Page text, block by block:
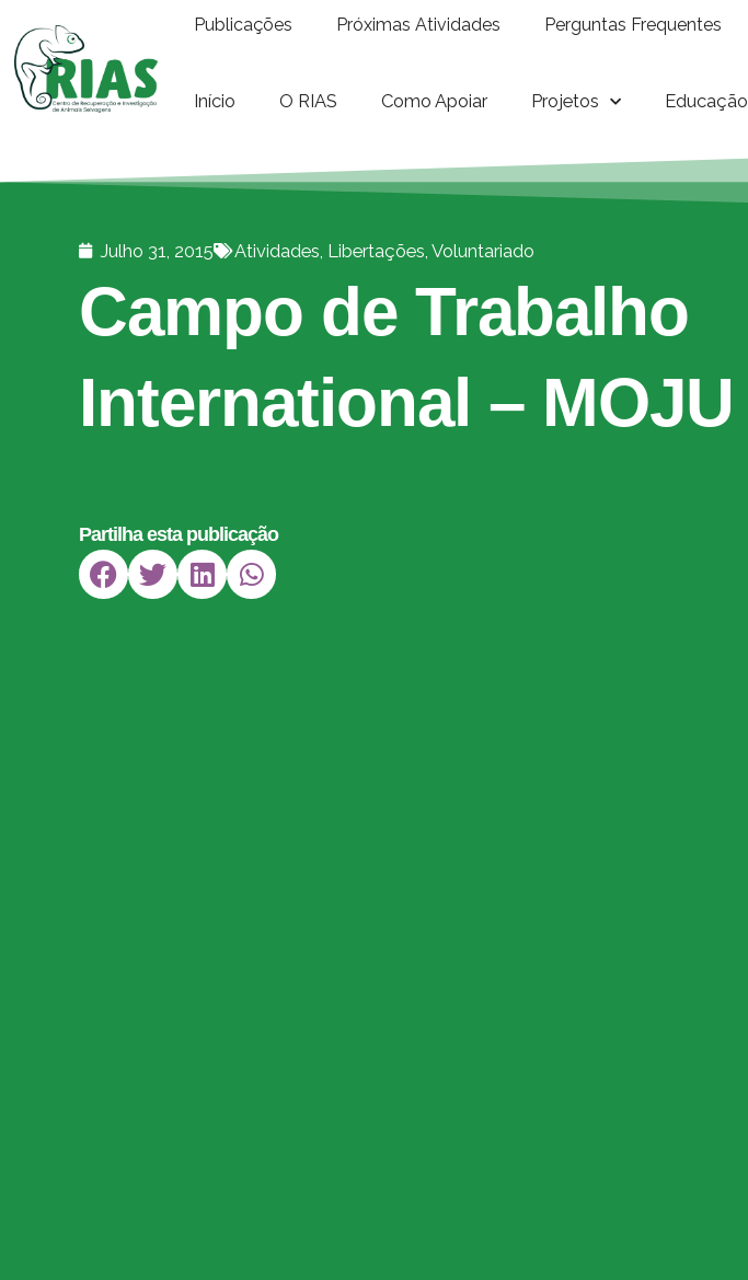
Publicações Próximas Atividades Perguntas Frequentes
Início O RIAS Como Apoiar Projetos Educação
Julho 31, 2015 Atividades, Libertações, Voluntariado
Campo de Trabalho
International – MOJU
Partilha esta publicação